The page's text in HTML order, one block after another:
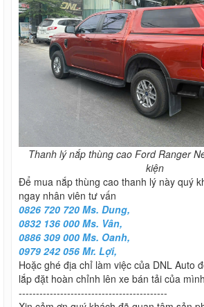
Thanh lý nắp thùng cao Ford Ranger
kiện
Để mua nắp thùng cao thanh lý này quý
ngay nhân viên tư vấn
0826 720 720 Ms. Dung,
0832 136 000 Ms. Vân,
0886 309 000 Ms. Oanh,
0979 242 056 Mr. Lợi,
Hoặc ghé địa chỉ làm việc của DNL Auto
lắp đặt hoàn chỉnh lên xe bán tải của
-------------------------------------------